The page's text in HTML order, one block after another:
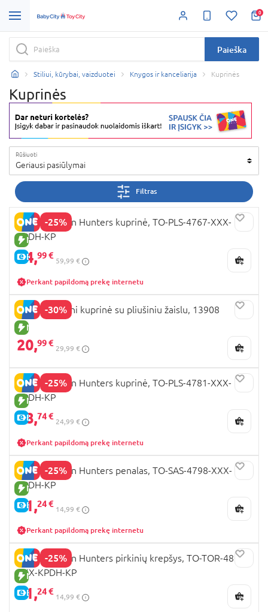
0
Paieška
Stiliui, kūrybai, vaizduotei Knygos ir kanceliarija Kuprinės
Kuprinės
Rūšiuoti
Geriausi pasiūlymai
Filtras
-25%
NAUJA PREKĖ
E-KAINA
K-POP Demon Hunters kuprinė, TO-PLS-4767-XXX-
KPDH-KP
44,99 €
59,99 €
Perkant papildomą prekę internetu
-30%
NAUJA PREKĖ
PERLETTI Mini kuprinė su pliušiniu žaislu, 13908
20,99 €
29,99 €
-25%
NAUJA PREKĖ
E-KAINA
K-POP Demon Hunters kuprinė, TO-PLS-4781-XXX-
KPDH-KP
18,74 €
24,99 €
Perkant papildomą prekę internetu
-25%
NAUJA PREKĖ
E-KAINA
K-POP Demon Hunters penalas, TO-SAS-4798-XXX-
KPDH-KP
11,24 €
14,99 €
Perkant papildomą prekę internetu
-25%
NAUJA PREKĖ
E-KAINA
K-POP Demon Hunters pirkinių krepšys, TO-TOR-4804-
XXX-KPDH-KP
11,24 €
14,99 €